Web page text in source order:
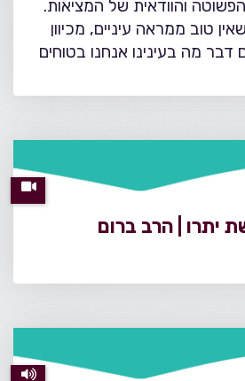
והוודאית של המציאות.
טוב ממראה עיניים, מכיוון
מה בעינינו אנחנו בטוחים
יתרו | הרב ברום